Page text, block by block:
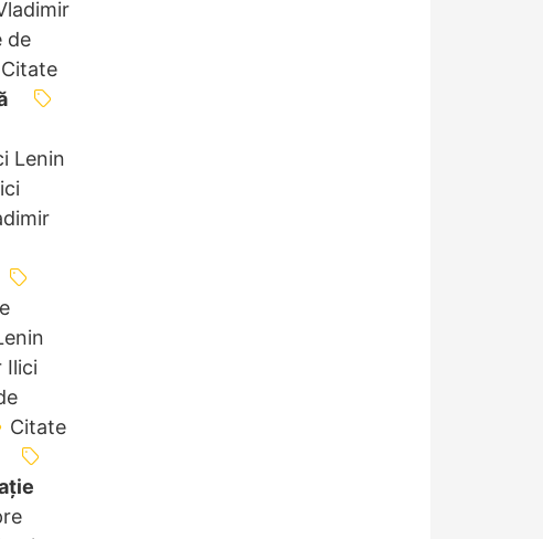
de
Citate
Lenin
Ilici
Citate